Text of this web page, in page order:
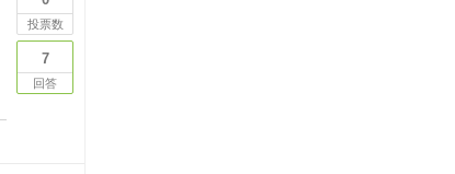
投票数
7
回答